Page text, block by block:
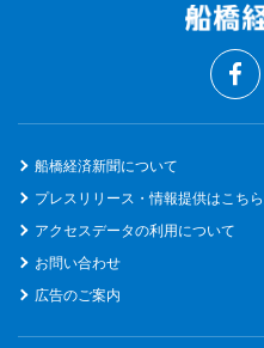
船橋経済新聞について
プレスリリース・情報提供はこち
アクセスデータの利用について
お問い合わせ
広告のご案内